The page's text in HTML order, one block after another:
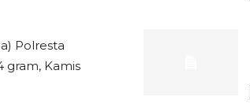
Polresta
gram, Kamis